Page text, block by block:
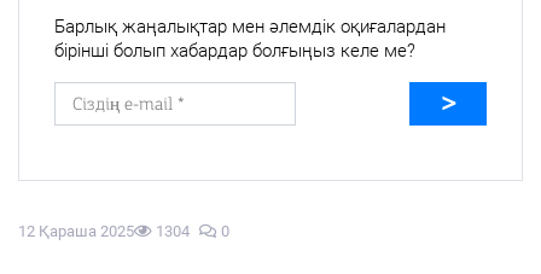
12 Қараша 2025 1304 0
Барлық жаңалықтар мен әлемдік оқиғалардан
бірінші болып хабардар болғыңыз келе ме?